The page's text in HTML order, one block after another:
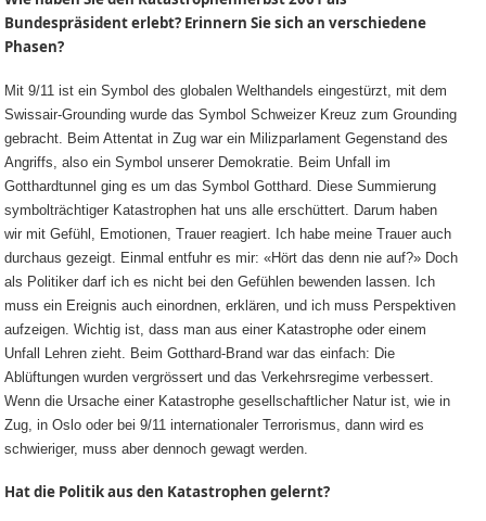
Bundespräsident erlebt? Erinnern Sie sich an verschiedene
Phasen?
Mit 9/11 ist ein Symbol des globalen Welthandels eingestürzt, mit dem
Swissair-Grounding wurde das Symbol Schweizer Kreuz zum Grounding
gebracht. Beim Attentat in Zug war ein Milizparlament Gegenstand des
Angriffs, also ein Symbol unserer Demokratie. Beim Unfall im
Gotthardtunnel ging es um das Symbol Gotthard. Diese Summierung
symbolträchtiger Katastrophen hat uns alle erschüttert. Darum haben
wir mit Gefühl, Emotionen, Trauer reagiert. Ich habe meine Trauer auch
durchaus gezeigt. Einmal entfuhr es mir: «Hört das denn nie auf?» Doch
als Politiker darf ich es nicht bei den Gefühlen bewenden lassen. Ich
muss ein Ereignis auch einordnen, erklären, und ich muss Perspektiven
aufzeigen. Wichtig ist, dass man aus einer Katastrophe oder einem
Unfall Lehren zieht. Beim Gotthard-Brand war das einfach: Die
Ablüftungen wurden vergrössert und das Verkehrsregime verbessert.
Wenn die Ursache einer Katastrophe gesellschaftlicher Natur ist, wie in
Zug, in Oslo oder bei 9/11 internationaler Terrorismus, dann wird es
schwieriger, muss aber dennoch gewagt werden.
Hat die Politik aus den Katastrophen gelernt?